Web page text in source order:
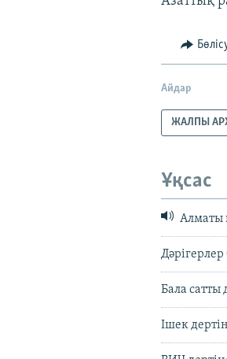
Айдар
ЖАЛПЫ
Ұқсас
Алматы
Бала сатты
Ішек